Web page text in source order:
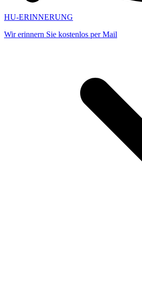
HU-ERINNERUNG
Wir erinnern Sie kostenlos per Mail